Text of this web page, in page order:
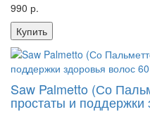
990 р.
Купить
Saw Palmetto (Со
простаты и поддержки